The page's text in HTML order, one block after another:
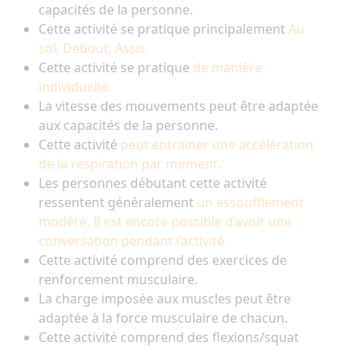
capacités de la personne.
Cette activité se pratique principalementAu
sol, Debout, Assis.
Cette activité se pratique de manière
individuelle.
La vitesse des mouvements peut être adaptée
aux capacités de la personne.
Cette activité peut entrainer une accélération
de la respiration par moment.
Les personnes débutant cette activité
ressentent généralement un essoufflement
modéré. Il est encore possible d’avoir une
conversation pendant l’activité.
Cette activité comprend des exercices de
renforcement musculaire.
La charge imposée aux muscles peut être
adaptée à la force musculaire de chacun.
Cette activité comprend des flexions/squat